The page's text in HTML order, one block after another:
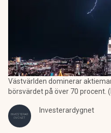
Västvärlden dominerar
börsvärdet på över 70 procent.
Investerardygnet